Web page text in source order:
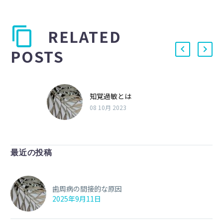
RELATED
POSTS
知覚過敏とは
08 10月 2023
最近の投稿
歯周病の間接的な原因
2025年9月11日